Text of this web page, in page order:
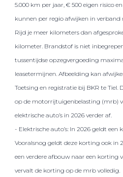
5.000 km per jaar, € 500 eigen risico
kunnen per regio afwijken in verband
Rijd je meer kilometers dan
kilometer. Brandstof is niet
tussentijdse opzegvergoeding
leasetermijnen. Afbeelding kan
Toetsing en registratie bij BKR te
op de motorrijtuigenbelasting (mrb)
elektrische auto’s in 2026 verder af.
- Elektrische auto’s: In 2026 geldt een
Vooralsnog geldt deze korting ook in
een verdere afbouw naar een korting
vervalt de korting op de mrb volledig.